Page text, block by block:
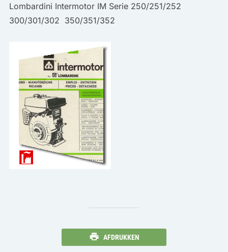
Lombardini Intermotor IM Serie 250/251/252
300/301/302 350/351/352
AFDRUKKEN